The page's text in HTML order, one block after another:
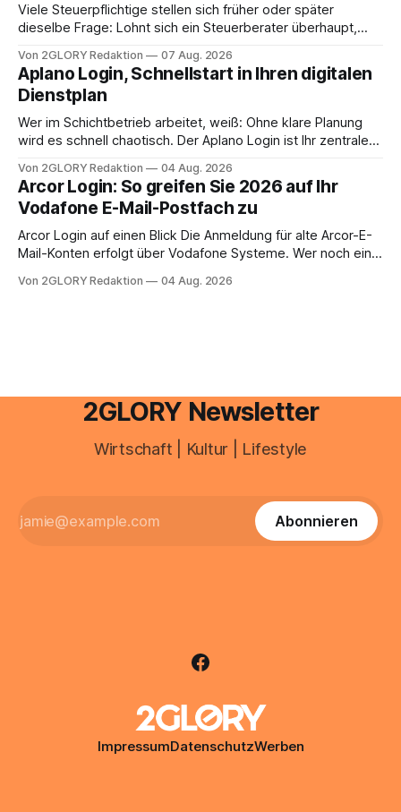
Viele Steuerpflichtige stellen sich früher oder später
dieselbe Frage: Lohnt sich ein Steuerberater überhaupt,
erledigen? Die kurze Antwort: Bei einfachen
Einkommensverhältnissen reicht häufig eine Steuersoftware
aus – sobald jedoch mehrere Einkunftsarten
zusammentreffen oder größere finanzielle Veränderungen
anstehen, zahlt sich professionelle Unterstützung meist
Von 2GLORY Redaktion 07 Aug. 2026
Aplano Login, Schnellstart in Ihren digitalen
Dienstplan
Wer im Schichtbetrieb arbeitet, weiß: Ohne klare Planung
wird es schnell chaotisch. Der Aplano Login ist Ihr zentraler
abwesenheiten und die gesamte kommunikation rund um
Ihr personal digital zu organisieren. In diesem Leitfaden
erfahren Sie alles, was Sie für einen reibungslosen Einstieg
brauchen, von der Registrierung
Von 2GLORY Redaktion 04 Aug. 2026
Arcor Login: So greifen Sie 2026 auf Ihr
Vodafone E-Mail-Postfach zu
Arcor Login auf einen Blick Die Anmeldung für alte Arcor-E-
Mail-Konten erfolgt über Vodafone Systeme. Wer noch eine
besitzt, loggt sich heute über das Vodafone E-Mail & Cloud
Von 2GLORY Redaktion 04 Aug. 2026
2GLORY Newsletter
Wirtschaft | Kultur | Lifestyle
Abonnieren
ImpressumDatenschutzWerben